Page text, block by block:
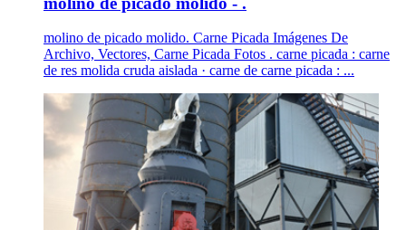
molino de picado molido. Carne Picada Imágenes De
Archivo, Vectores, Carne Picada Fotos . carne picada : carne
de res molida cruda aislada · carne de carne picada : ...